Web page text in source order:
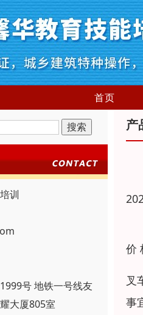
首页
训
号 地铁一号线友
大厦805室
产
价
叉
事